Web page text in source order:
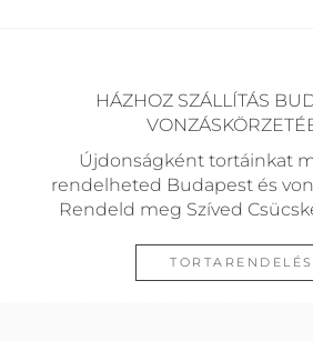
HÁZHOZ SZÁLLÍTÁS
Újdonságként tortáinkat
rendelheted Budapest és
Rendeld meg Szíved
TORTARENDELÉS